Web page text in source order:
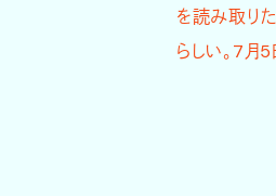
を読み取り
らしい。7月5